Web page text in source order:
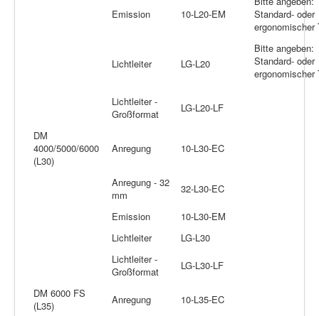
Emission 10-L20-EM
Standard- oder
ergonomischer
Lichtleiter LG-L20
Bitte angeben:
Standard- oder
ergonomischer
Lichtleiter -
Großformat
LG-L20-LF
DM
4000/5000/6000
(L30)
Anregung 10-L30-EC
Anregung - 32
mm
32-L30-EC
Emission
10-L30-EM
Lichtleiter
LG-L30
Lichtleiter -
Großformat
LG-L30-LF
DM 6000 FS
(L35)
Anregung 10-L35-EC